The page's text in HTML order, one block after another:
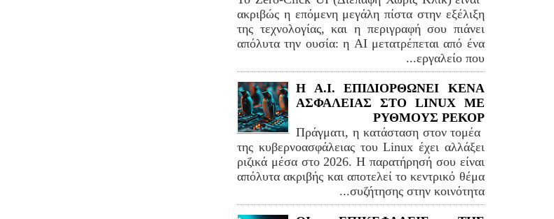
ακριβώς η επόμενη μεγάλη πίστα στην εξέλιξη
της τεχνολογίας, και η περιγραφή σου πιάνει
απόλυτα την ουσία: η AI μετατρέπεται από ένα
εργαλείο που...
H A.I. ΕΠΙΔΙΟΡΘΩΝΕΙ ΚΕΝΑ
ΑΣΦΑΛΕΙΑΣ ΣΤΟ LINUΧ ΜΕ
ΡΥΘΜΟΥΣ ΡΕΚΟΡ
Πράγματι, η κατάσταση στον τομέα
της κυβερνοασφάλειας του Linux έχει αλλάξει
ριζικά μέσα στο 2026. Η παρατήρησή σου είναι
απόλυτα ακριβής και αποτελεί το κεντρικό θέμα
συζήτησης στην κοινότητα...